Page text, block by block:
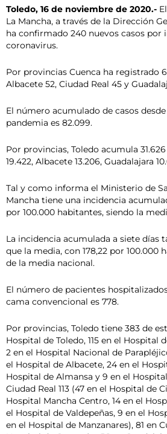
Toledo, 16 de noviembre de 2020.-
La Mancha, a través de la Dirección
ha confirmado 240 nuevos casos por
coronavirus.
Por provincias Cuenca ha registrado
Albacete 52, Ciudad Real 45 y
El número acumulado de casos
pandemia es 82.099.
Por provincias, Toledo acumula
19.422, Albacete 13.206, Guadalajara
Tal y como informa el Ministerio de
Mancha tiene una incidencia
por 100.000 habitantes, siendo la
La incidencia acumulada a siete días
que la media, con 178,22 por 100.000
de la media nacional.
El número de pacientes
cama convencional es 778.
Por provincias, Toledo tiene 383 de
Hospital de Toledo, 115 en el Hospital
2 en el Hospital Nacional de
el Hospital de Albacete, 24 en el
Hospital de Almansa y 9 en el
Ciudad Real 113 (47 en el Hospital de
Hospital Mancha Centro, 14 en el
el Hospital de Valdepeñas, 9 en el
en el Hospital de Manzanares), 81 en